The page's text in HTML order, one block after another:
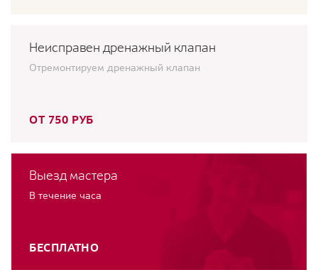
Неисправен дренажный клапан
Отремонтируем дренажный клапан
ОТ 750 РУБ
Выезд мастера
В течение часа
БЕСПЛАТНО